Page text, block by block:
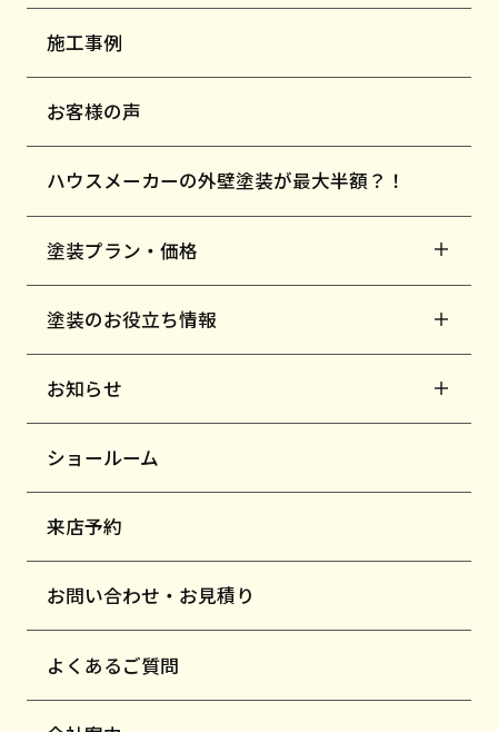
施工事例
お客様の声
ハウスメーカーの外壁塗装が最大半額？！
塗装プラン・価格
塗装のお役立ち情報
お知らせ
ショールーム
来店予約
お問い合わせ・お見積り
よくあるご質問